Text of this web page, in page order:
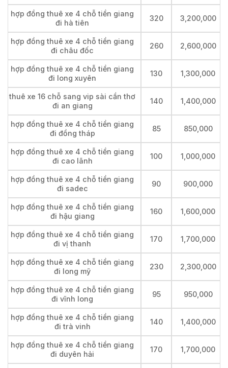
hợp đồng thuê xe 4 chỗ tiền giang
đi hà tiên
320 3,200,000
hợp đồng thuê xe 4 chỗ tiền giang
đi châu đốc
260 2,600,000
hợp đồng thuê xe 4 chỗ tiền giang
đi long xuyên
130 1,300,000
thuê xe 16 chỗ sang vip sài cần thơ
đi an giang
140 1,400,000
hợp đồng thuê xe 4 chỗ tiền giang
đi đồng tháp
85 850,000
hợp đồng thuê xe 4 chỗ tiền giang
đi cao lãnh
100 1,000,000
hợp đồng thuê xe 4 chỗ tiền giang
đi sadec
90 900,000
hợp đồng thuê xe 4 chỗ tiền giang
đi hậu giang
160 1,600,000
hợp đồng thuê xe 4 chỗ tiền giang
đi vị thanh
170 1,700,000
hợp đồng thuê xe 4 chỗ tiền giang
đi long mỹ
230 2,300,000
hợp đồng thuê xe 4 chỗ tiền giang
đi vĩnh long
95 950,000
hợp đồng thuê xe 4 chỗ tiền giang
đi trà vinh
140 1,400,000
hợp đồng thuê xe 4 chỗ tiền giang
đi duyên hải
170 1,700,000